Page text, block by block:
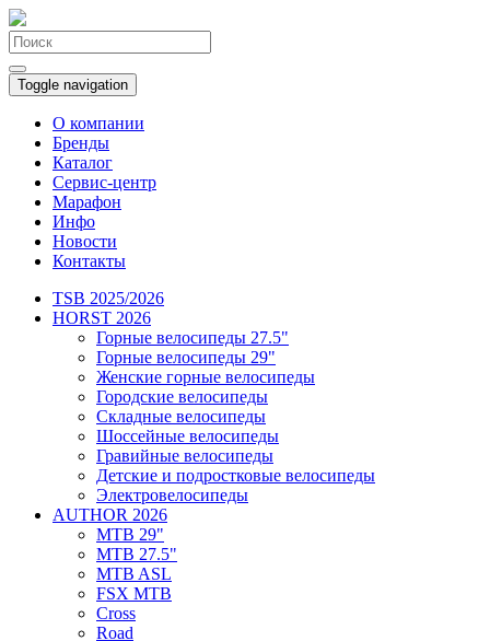
Toggle navigation
О компании
Бренды
Каталог
Сервис-центр
Марафон
Инфо
Новости
Контакты
TSB 2025/2026
HORST 2026
Горные велосипеды 27.5"
Горные велосипеды 29"
Женские горные велосипеды
Городские велосипеды
Складные велосипеды
Шоссейные велосипеды
Гравийные велосипеды
Детские и подростковые велосипеды
Электровелосипеды
AUTHOR 2026
MTB 29"
MTB 27.5"
MTB ASL
FSX MTB
Cross
Road